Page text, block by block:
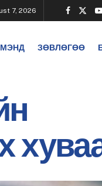
7, 2026
МЭНД ЗӨВЛӨГӨӨ